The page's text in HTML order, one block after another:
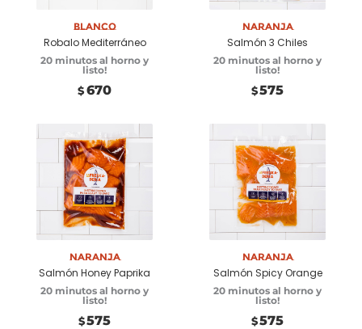
Blanco
Robalo Mediterráneo
20 minutos al horno y
listo!
$ 670
Naranja
Salmón 3 Chiles
20 minutos al horno y
listo!
$575
Añadir a
carrito
Naranja
Salmón Honey Paprika
20 minutos al horno y
listo!
$575
Añadir a
carrito
Naranja
Salmón Spicy Orange
20 minutos al horno y
listo!
$575